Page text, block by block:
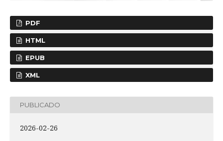
PDF
HTML
EPUB
XML
PUBLICADO
2026-02-26